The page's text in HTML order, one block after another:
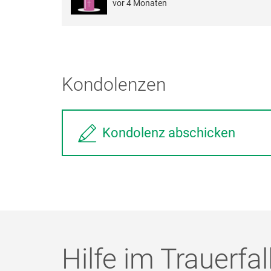
vor 4 Monaten
Kondolenzen
Kondolenz abschicken
Hilfe im